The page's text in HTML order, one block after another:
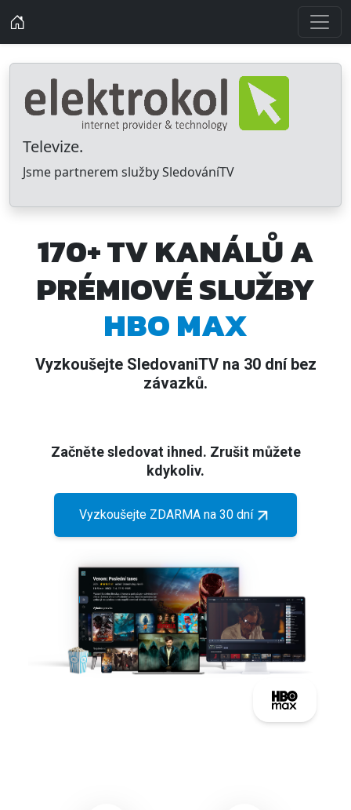
Televize.
Jsme partnerem služby SledováníTV
170+ TV KANÁLŮ A
PRÉMIOVÉ SLUŽBY
HBO MAX
Vyzkoušejte SledovaniTV na 30 dní bez
závazků.
Začněte sledovat ihned. Zrušit můžete
kdykoliv.
Vyzkoušejte ZDARMA na 30 dní